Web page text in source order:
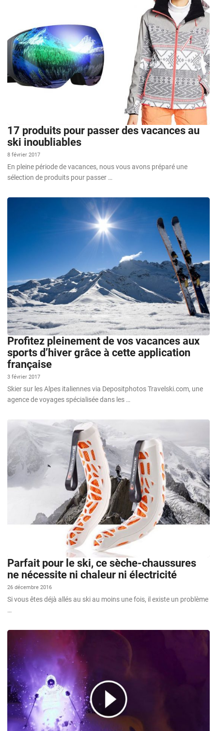
17 produits pour passer des vacances au
ski inoubliables
8 février 2017
En pleine période de vacances, nous vous avons préparé une
sélection de produits pour passer …
Profitez pleinement de vos vacances aux
sports d’hiver grâce à cette application
française
3 février 2017
Skier sur les Alpes italiennes via Depositphotos Travelski.com, une
agence de voyages spécialisée dans les …
Parfait pour le ski, ce sèche-chaussures
ne nécessite ni chaleur ni électricité
26 décembre 2016
Si vous êtes déjà allés au ski au moins une fois, il existe un problème
…